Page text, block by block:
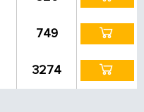
749
3274